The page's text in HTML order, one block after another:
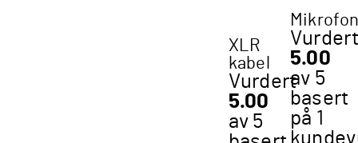
XLR
kabel
Vurdert
5.00
av 5
Vurdert
5.00
av 5
basert
på 1